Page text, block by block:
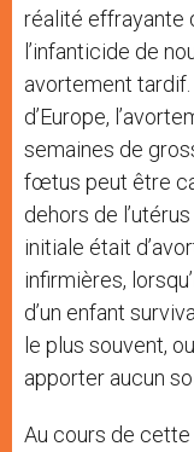
réalité effrayante
l’infanticide de
avortement
d’Europe,
semaines de
fœtus peut être
dehors de
initiale était
infirmières,
d’un enfant
le plus souvent,
apporter aucun
Au cours de